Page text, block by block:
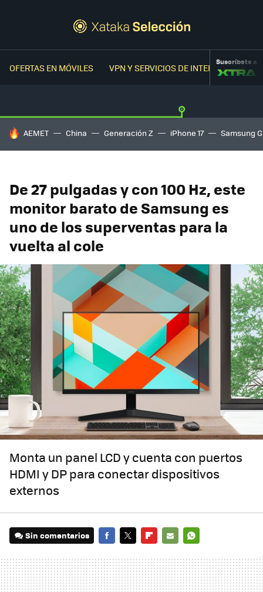
OFERTAS EN MÓVILES VPN Y SERVICIOS DE INTERNETSuscríbete a
HOY SE HABLA DE
AEMET China Generación Z iPhone 17 Samsung
De 27 pulgadas y con 100 Hz, este
monitor barato de Samsung es
uno de los superventas para la
vuelta al cole
Monta un panel LCD y cuenta con puertos
HDMI y DP para conectar dispositivos
externos
Sin comentarios
MAIL